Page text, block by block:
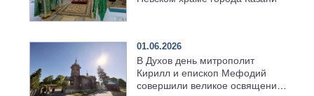
01.06.2026
В Духов день митрополит
Кирилл и епископ Мефодий
совершили великое освящение